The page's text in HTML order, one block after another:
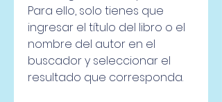
Para ello, solo tienes que
ingresar el título del libro o el
nombre del autor en el
buscador y seleccionar el
resultado que corresponda.